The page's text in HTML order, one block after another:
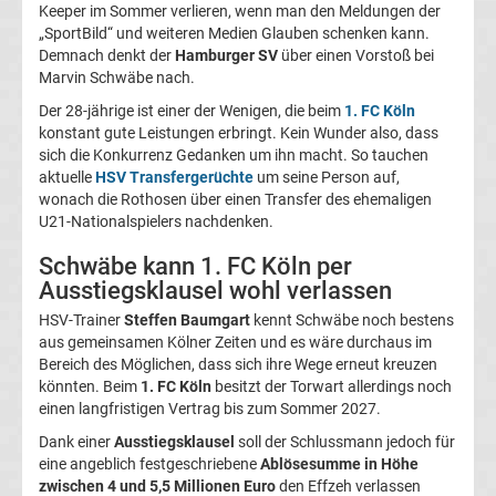
FC
Köln
Transfergerüchte
1.
Magdeburg
Transfergerüchte
1.
FC
Keeper im Sommer verlieren, wenn man den Meldungen der
„SportBild“ und weiteren Medien Glauben schenken kann.
Demnach denkt der Hamburger SV über einen Vorstoß bei
Marvin Schwäbe nach.
Der 28-jährige ist einer der Wenigen, die beim 1. FC Köln
konstant gute Leistungen erbringt. Kein Wunder also, dass
sich die Konkurrenz Gedanken um ihn macht. So tauchen
aktuelleHSV Transfergerüchte um seine Person auf,
wonach die Rothosen über einen Transfer des ehemaligen
U21-Nationalspielers nachdenken.
Schwäbe kann 1. FC Köln per
Ausstiegsklausel wohl verlassen
HSV-TrainerSteffen Baumgart kennt Schwäbe noch bestens
aus gemeinsamen Kölner Zeiten und es wäre durchaus im
Bereich des Möglichen, dass sich ihre Wege erneut kreuzen
könnten. Beim 1. FC Köln besitzt der Torwart allerdings noch
einen langfristigen Vertrag bis zum Sommer 2027.
Dank einerAusstiegsklausel soll der Schlussmann jedoch für
eine angeblich festgeschriebeneAblösesumme in Höhe
zwischen 4 und 5,5 Millionen Euroden Effzeh verlassen